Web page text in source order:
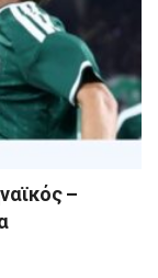
–